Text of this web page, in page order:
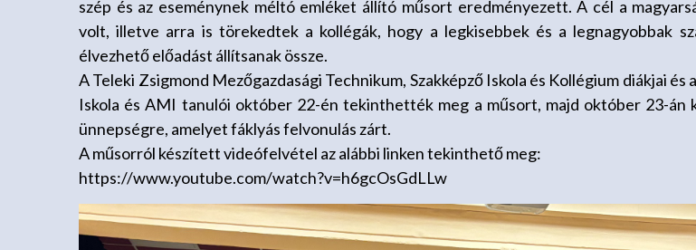
szép és az eseménynek méltó emléket állító műsort eredményezett. A cél a
volt, illetve arra is törekedtek a kollégák, hogy a legkisebbek és a legnagyobbak
élvezhető előadást állítsanak össze.
A Teleki Zsigmond Mezőgazdasági Technikum, Szakképző Iskola és Kollégium diákjai és
Iskola és AMI tanulói október 22-én tekinthették meg a műsort, majd október 23-án
ünnepségre, amelyet fáklyás felvonulás zárt.
A műsorról készített videófelvétel az alábbi linken tekinthető meg:
https://www.youtube.com/watch?v=h6gcOsGdLLw